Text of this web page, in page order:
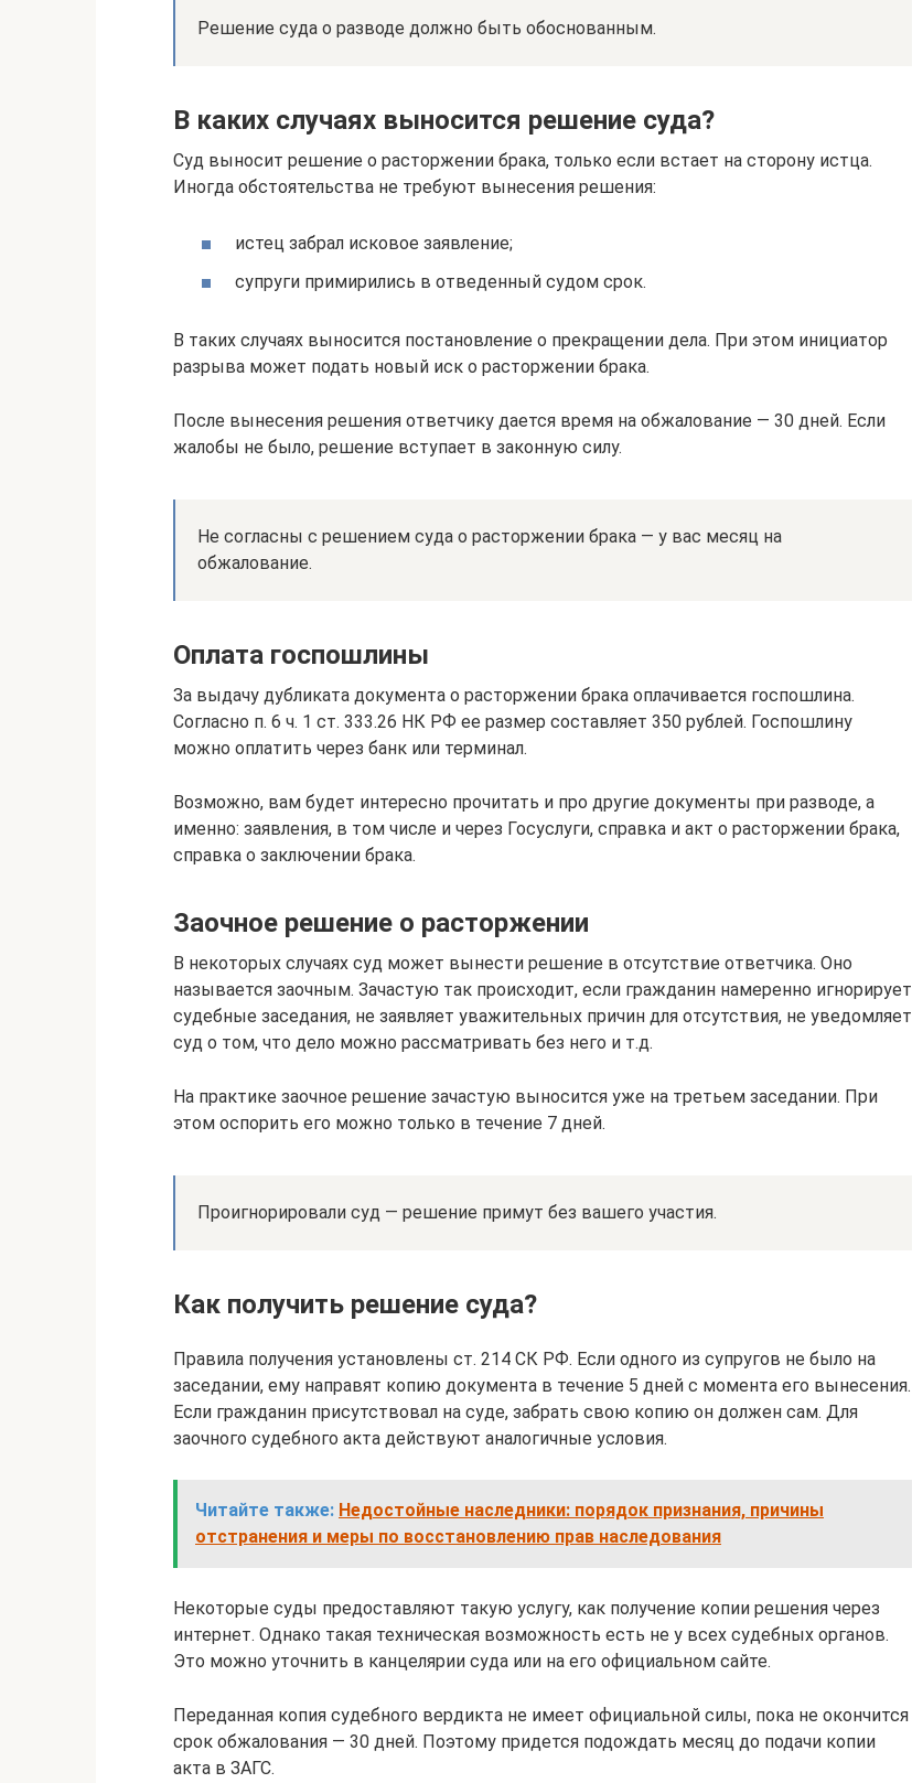
Решение суда о разводе должно быть обоснованным.
В каких случаях выносится решение суда?
Суд выносит решение о расторжении брака, только если встает на сторону истца.
Иногда обстоятельства не требуют вынесения решения:
истец забрал исковое заявление;
супруги примирились в отведенный судом срок.
В таких случаях выносится постановление о прекращении дела. При этом инициатор
разрыва может подать новый иск о расторжении брака.
После вынесения решения ответчику дается время на обжалование — 30 дней. Если
жалобы не было, решение вступает в законную силу.
Не согласны с решением суда о расторжении брака — у вас месяц на
обжалование.
Оплата госпошлины
За выдачу дубликата документа о расторжении брака оплачивается госпошлина.
Согласно п. 6 ч. 1 ст. 333.26 НК РФ ее размер составляет 350 рублей. Госпошлину
можно оплатить через банк или терминал.
Возможно, вам будет интересно прочитать и про другие документы при разводе, а
именно: заявления, в том числе и через Госуслуги, справка и акт о расторжении брака,
справка о заключении брака.
Заочное решение о расторжении
В некоторых случаях суд может вынести решение в отсутствие ответчика. Оно
называется заочным. Зачастую так происходит, если гражданин намеренно игнорирует
судебные заседания, не заявляет уважительных причин для отсутствия, не уведомляет
суд о том, что дело можно рассматривать без него и т.д.
На практике заочное решение зачастую выносится уже на третьем заседании. При
этом оспорить его можно только в течение 7 дней.
Проигнорировали суд — решение примут без вашего участия.
Как получить решение суда?
Правила получения установлены ст. 214 СК РФ. Если одного из супругов не было на
заседании, ему направят копию документа в течение 5 дней с момента его вынесения.
Если гражданин присутствовал на суде, забрать свою копию он должен сам. Для
заочного судебного акта действуют аналогичные условия.
Читайте также: Недостойные наследники: порядок признания, причины
отстранения и меры по восстановлению прав наследования
Некоторые суды предоставляют такую услугу, как получение копии решения через
интернет. Однако такая техническая возможность есть не у всех судебных органов.
Это можно уточнить в канцелярии суда или на его официальном сайте.
Переданная копия судебного вердикта не имеет официальной силы, пока не окончится
срок обжалования — 30 дней. Поэтому придется подождать месяц до подачи копии
акта в ЗАГС.